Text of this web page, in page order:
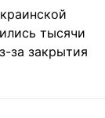
тысячи
за закрытия